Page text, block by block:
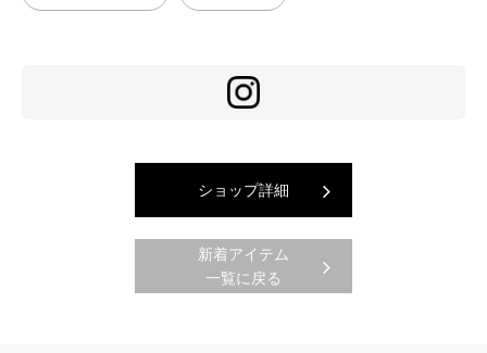
ショップ詳細
新着アイテム
一覧に戻る